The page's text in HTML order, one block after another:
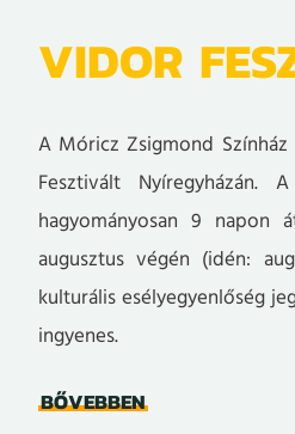
VIDOR
A Móricz Zsigmond
Fesztivált Nyíregyházán.
hagyományosan 9 napon
augusztus végén (idén:
kulturális esélyegyenlőség
ingyenes.
BŐVEBBEN